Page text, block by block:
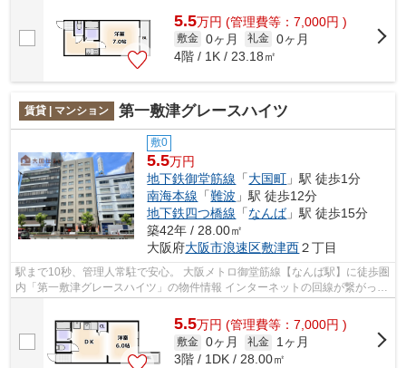
5.5万円 (管理費等：7,000円 )
敷金 0ヶ月 礼金 0ヶ月
4階 / 1K / 23.18㎡
賃貸 | マンション 第一敷津グレースハイツ
敷0
5.5万円
地下鉄御堂筋線 「大国町 」駅 徒歩1分
南海本線 「難波 」駅 徒歩12分
地下鉄四つ橋線 「なんば」駅 徒歩15分
築42年 / 28.00㎡
大阪府大阪市浪速区敷津西２丁目
駅まで10秒、管理人常駐で安心。 大阪メトロ御堂筋線【なんば駅】に徒歩圏
内「第一敷津グレースハイツ」の物件情報 インターネットの回線が繋がって
いるので快適なお住まい。こだわり...
5.5万円 (管理費等：7,000円 )
敷金 0ヶ月 礼金
1ヶ月
3階 / 1DK / 28.00㎡